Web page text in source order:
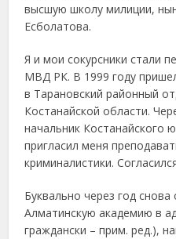
высшую школу милиции,
Есболатова.
Я и мои сокурсники стали
МВД РК. В 1999 году
в Тарановский районный
Костанайской области.
начальник Костанайского
пригласил меня
криминалистики.
Буквально через год
Алматинскую академию в
граждански – прим. ред.),